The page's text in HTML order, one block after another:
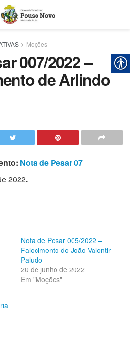
Moções
007/2022 –
de Arlindo
Nota de Pesar 07
2022.
Nota de Pesar 005/2022 –
Falecimento de João Valentin
Paludo
20 de junho de 2022
Em "Moções"